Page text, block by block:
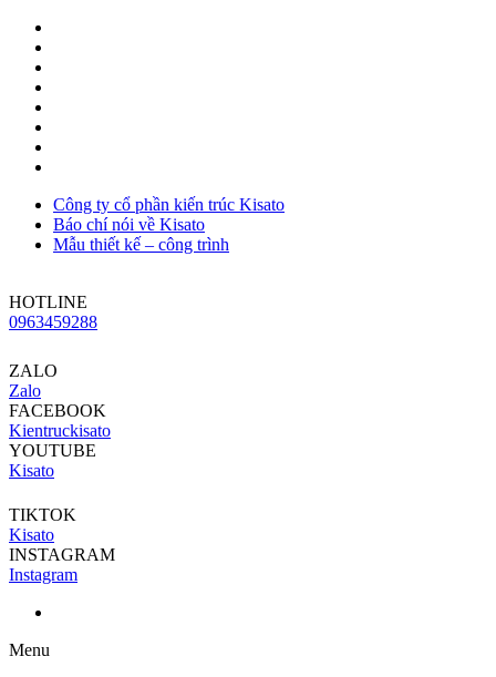
Công ty cổ phần kiến trúc Kisato
Báo chí nói về Kisato
Mẫu thiết kế – công trình
HOTLINE
0963459288
ZALO
Zalo
FACEBOOK
Kientruckisato
YOUTUBE
Kisato
TIKTOK
Kisato
INSTAGRAM
Instagram
Menu